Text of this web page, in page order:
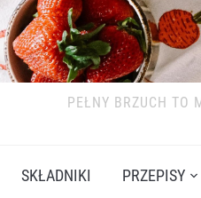
PEŁNY BRZUCH TO
SKŁADNIKI PRZEPISY